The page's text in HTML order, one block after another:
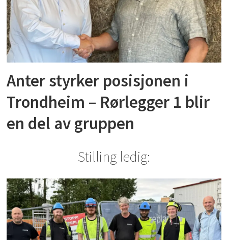
Anter styrker posisjonen i
Trondheim – Rørlegger 1 blir
en del av gruppen
Stilling ledig: